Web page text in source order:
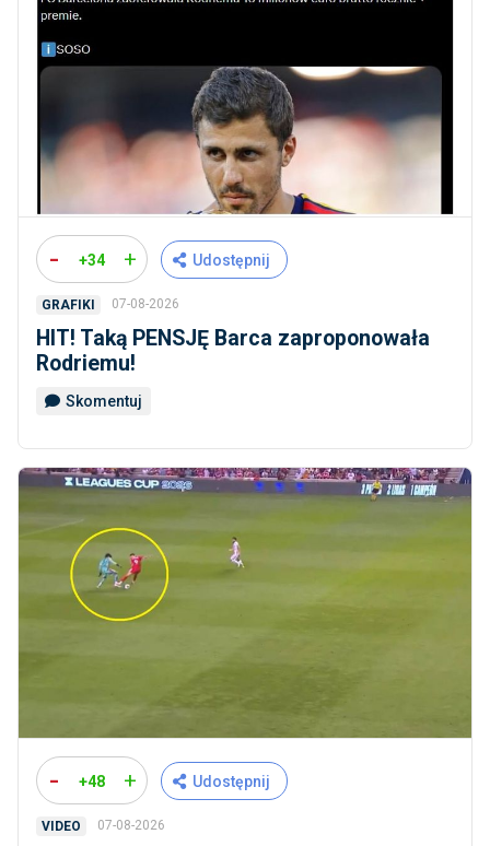
- +34 + Udostępnij
GRAFIKI 07-08-2026
HIT! Taką PENSJĘ Barca zaproponowała
Rodriemu!
Skomentuj
- +48 + Udostępnij
VIDEO 07-08-2026